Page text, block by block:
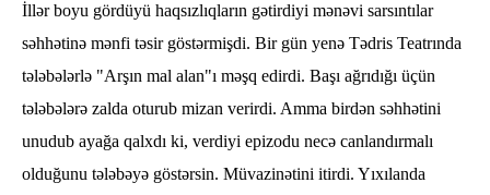
İllər boyu gördüyü haqsızlıqların gətirdiyi mənəvi sarsıntılar
səhhətinə mənfi təsir göstərmişdi. Bir gün yenə Tədris Teatrında
tələbələrlə "Arşın mal alan"ı məşq edirdi. Başı ağrıdığı üçün
tələbələrə zalda oturub mizan verirdi. Amma birdən səhhətini
unudub ayağa qalxdı ki, verdiyi epizodu necə canlandırmalı
olduğunu tələbəyə göstərsin. Müvazinətini itirdi. Yıxılanda